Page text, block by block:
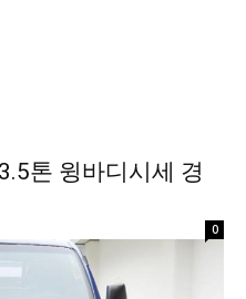
톤 윙바디시세 경
0